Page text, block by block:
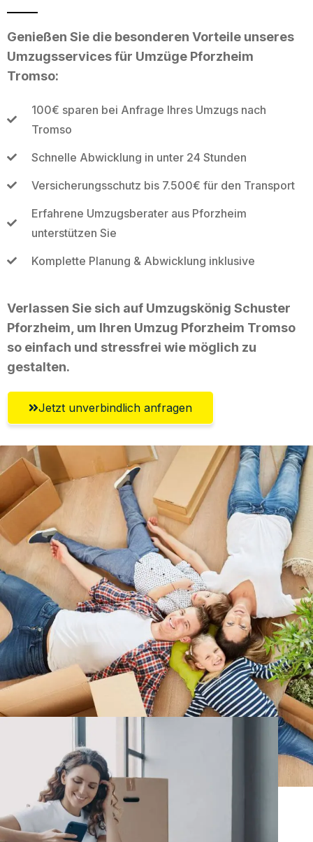
Genießen Sie die besonderen Vorteile unseres
Umzugsservices für Umzüge Pforzheim
Tromso:
100€ sparen bei Anfrage Ihres Umzugs nach
Tromso
Schnelle Abwicklung in unter 24 Stunden
Versicherungsschutz bis 7.500€ für den Transport
Erfahrene Umzugsberater aus Pforzheim
unterstützen Sie
Komplette Planung & Abwicklung inklusive
Verlassen Sie sich auf Umzugskönig Schuster
Pforzheim, um Ihren Umzug Pforzheim Tromso
so einfach und stressfrei wie möglich zu
gestalten.
Jetzt unverbindlich anfragen